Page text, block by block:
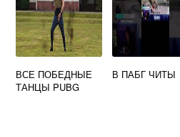
ВСЕ ПОБЕДНЫЕ
ТАНЦЫ PUBG
В ПАБГ ЧИТЫ